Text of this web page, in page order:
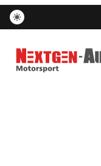
Nextgen-Auto.com